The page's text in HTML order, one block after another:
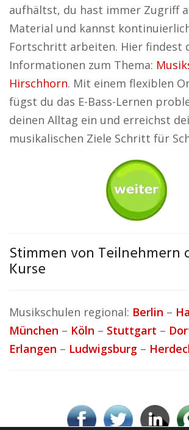
aufhältst, du hast immer Zugriff
Material und kannst
Fortschritt arbeiten. Hier findest
Informationen zum Thema:
Hirschhorn. Mit einem flexiblen
fügst du das E-Bass-Lernen
deinen Alltag ein und erreichst
musikalischen Ziele Schritt für
Stimmen von Teilnehmern
Kurse
Musikschulen regional: Berlin –
München – Köln – Stuttgart –
Erlangen – Ludwigsburg –